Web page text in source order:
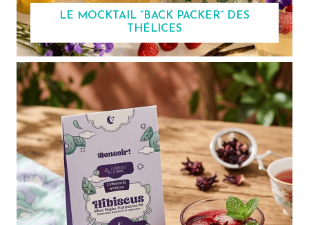
LE MOCKTAIL “BACK PACKER” DES
THÉLICES